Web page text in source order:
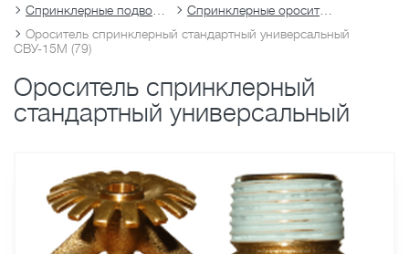
Спринклерные оросители
Ороситель спринклерный стандартный универсальный
СВУ-15М (79)
Ороситель спринклерный
стандартный универсальный